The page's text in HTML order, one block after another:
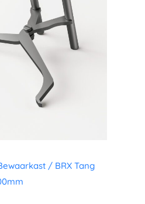
/ BRX Tang